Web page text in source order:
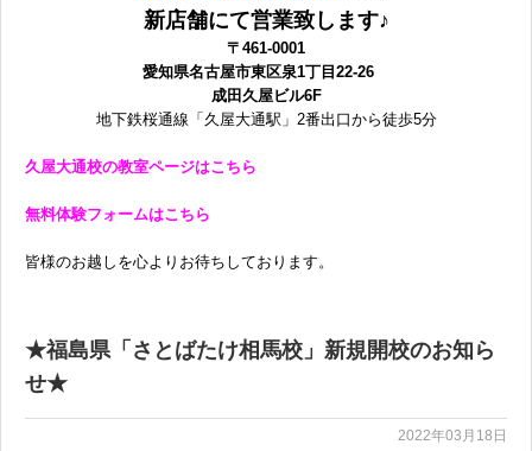
無料体験に申し込む
0120-868-003
新店舗にて営業致します♪
〒461-0001
愛知県名古屋市東区泉1丁目22-26
成田久屋ビル6F
地下鉄桜通線「久屋大通駅」2番出口から徒歩5分
久屋大通校の教室ページはこちら
無料体験フォームはこちら
皆様のお越しを心よりお待ちしております。
★福島県「さとばたけ相馬校」新規開校のお知ら
せ★
2022年03月18日